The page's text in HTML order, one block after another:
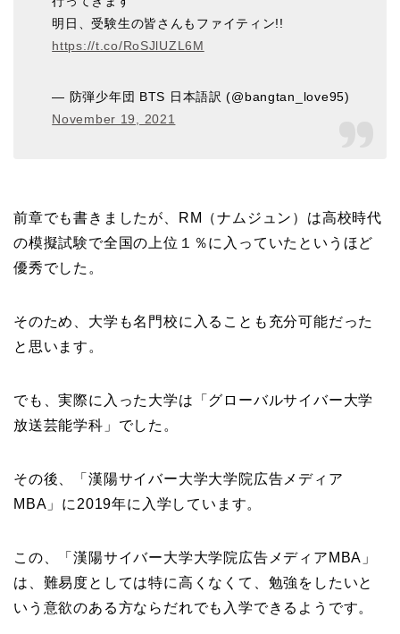
明日、受験生の皆さんもファイティン!!
https://t.co/RoSJlUZL6M
— 防弾少年団 BTS 日本語訳 (@bangtan_love95)
November 19, 2021
前章でも書きましたが、RM（ナムジュン）は高校時代
の模擬試験で全国の上位１％に入っていたというほど
優秀でした。
そのため、大学も名門校に入ることも充分可能だった
と思います。
でも、実際に入った大学は「グローバルサイバー大学
放送芸能学科」でした。
その後、「漢陽サイバー大学大学院広告メディア
MBA」に2019年に入学しています。
この、「漢陽サイバー大学大学院広告メディアMBA」
は、難易度としては特に高くなくて、勉強をしたいと
いう意欲のある方ならだれでも入学できるようです。